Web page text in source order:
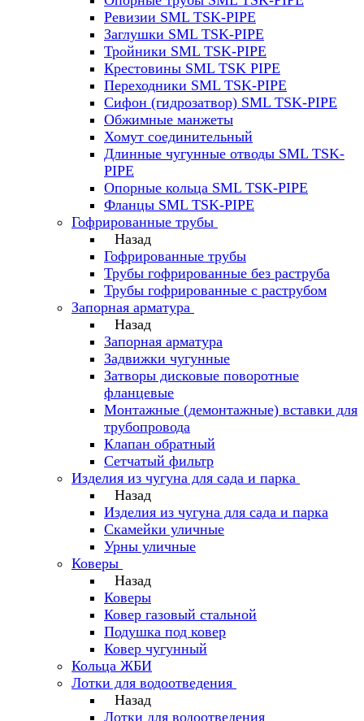
Ревизии SML TSK-PIPE
Заглушки SML TSK-PIPE
Тройники SML TSK-PIPE
Крестовины SML TSK PIPE
Переходники SML TSK-PIPE
Сифон (гидрозатвор) SML TSK-PIPE
Обжимные манжеты
Хомут соединительный
Длинные чугунные отводы SML TSK-
PIPE
Опорные кольца SML TSK-PIPE
Фланцы SML TSK-PIPE
Гофрированные трубы
Назад
Гофрированные трубы
Трубы гофрированные без раструба
Трубы гофрированные с раструбом
Запорная арматура
Назад
Запорная арматура
Задвижки чугунные
Затворы дисковые поворотные
фланцевые
Монтажные (демонтажные) вставки для
трубопровода
Клапан обратный
Сетчатый фильтр
Изделия из чугуна для сада и парка
Назад
Изделия из чугуна для сада и парка
Скамейки уличные
Урны уличные
Коверы
Назад
Коверы
Ковер газовый стальной
Подушка под ковер
Ковер чугунный
Кольца ЖБИ
Лотки для водоотведения
Назад
Лотки для водоотведения